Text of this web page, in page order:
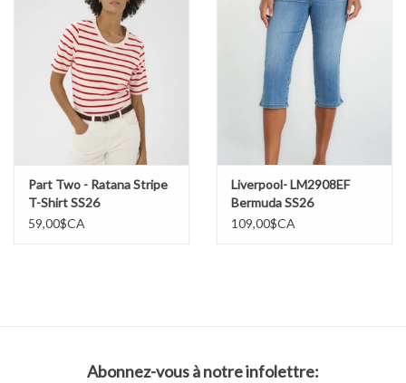
Part Two - Ratana Stripe
T-Shirt SS26
59,00$CA
Liverpool- LM2908EF
Bermuda SS26
109,00$CA
Abonnez-vous à notre infolettre: